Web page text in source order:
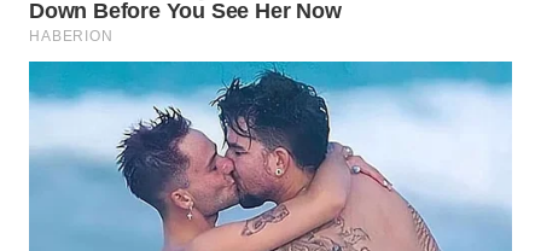
WN
BOROBUDUR
WN